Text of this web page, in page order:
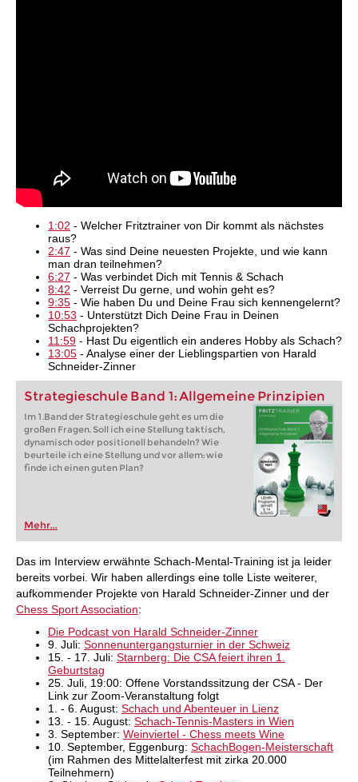
1:02 - Welcher Fritztrainer von Dir kommt als nächstes
raus?
2:47 - Was sind Deine neuesten Projekte, und wie kann
man dran teilnehmen?
6:27 - Was verbindet Dich mit Tennis & Schach
8:42 - Verreist Du gerne, und wohin geht es?
9:35 - Wie haben Du und Deine Frau sich kennengelernt?
10:53 - Unterstützt Dich Deine Frau in Deinen
Schachprojekten?
11:59 - Hast Du eigentlich ein anderes Hobby als Schach?
13:05 - Analyse einer der Lieblingspartien von Harald
Schneider-Zinner
Strategieschule Band 1: Allgemeine Prinzipien
Im 1.Band der Strategieschule geht es um die
großen Fragen. Soll ich eine Stellung taktisch,
dynamisch oder positionell behandeln? Wie
beurteile ich eine Stellung und vor allem: wie
finde ich einen guten Plan?
Mehr...
Das im Interview erwähnte Schach-Mental-Training ist ja leider
bereits vorbei. Wir haben allerdings eine tolle Liste weiterer,
aufkommender Projekte von Harald Schneider-Zinner und der
Chess Sport Association:
Die Podcast von Harald Schneider-Zinner
9. Juli: Sonnenuntergangsturnier in der Schweiz
15. - 17. Juli: Starnberg: Die CSA feiert ihren 1.
Geburtstag
25. Juli, 19:00: Offene Vorstandssitzung der CSA - Der
Link zur Zoom-Veranstaltung folgt
1. - 6. August: Schach und Abenteuer in Lienz
13. - 15. August: Schach-Tennis-Masters in Wien
3. September: Weinviertel - Chess meets Wine
10. September, Eggenburg: SchachBogen-Meisterschaft
(im Rahmen des Mittelalterfest mit zirka 20.000
Teilnehmern)